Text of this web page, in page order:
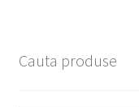
Cauta produse